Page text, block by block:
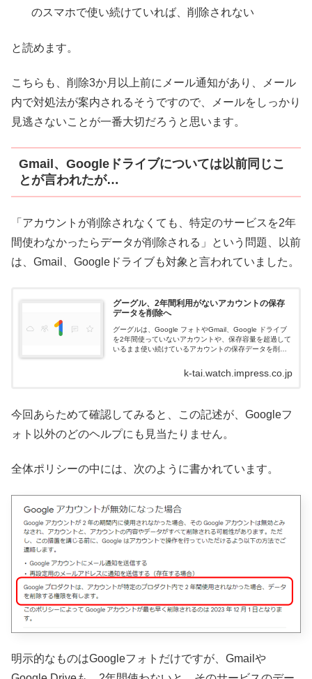
のスマホで使い続けていれば、削除されない
と読めます。
こちらも、削除3か月以上前にメール通知があり、メール
内で対処法が案内されるそうですので、メールをしっかり
見逃さないことが一番大切だろうと思います。
Gmail、Googleドライブについては以前同じこ
とが言われたが…
「アカウントが削除されなくても、特定のサービスを2年
間使わなかったらデータが削除される」という問題、以前
は、Gmail、Googleドライブも対象と言われていました。
グーグル、2年間利用がないアカウントの保存
データを削除へ
グーグルは、Google フォトやGmail、Google ドライブ
を2年間使っていないアカウントや、保存容量を超過して
いるまま使い続けているアカウントの保存データを削除
k-tai.watch.impress.co.jp
今回あらためて確認してみると、この記述が、Googleフ
ォト以外のどのヘルプにも見当たりません。
全体ポリシーの中には、次のように書かれています。
明示的なものはGoogleフォトだけですが、Gmailや